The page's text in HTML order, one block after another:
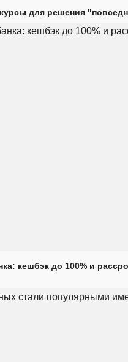
для решения
кешбэк до 100% и